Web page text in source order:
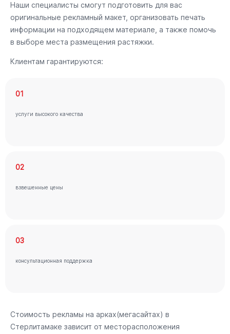
Наши специалисты смогут подготовить для вас
оригинальные рекламный макет, организовать печать
информации на подходящем материале, а также помочь
в выборе места размещения растяжки.
Клиентам гарантируются:
01
услуги высокого качества
02
взвешенные цены
03
консультационная поддержка
Стоимость рекламы на арках(мегасайтах) в
Стерлитамаке зависит от месторасположения